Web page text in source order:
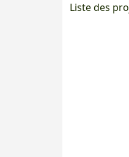
Liste des